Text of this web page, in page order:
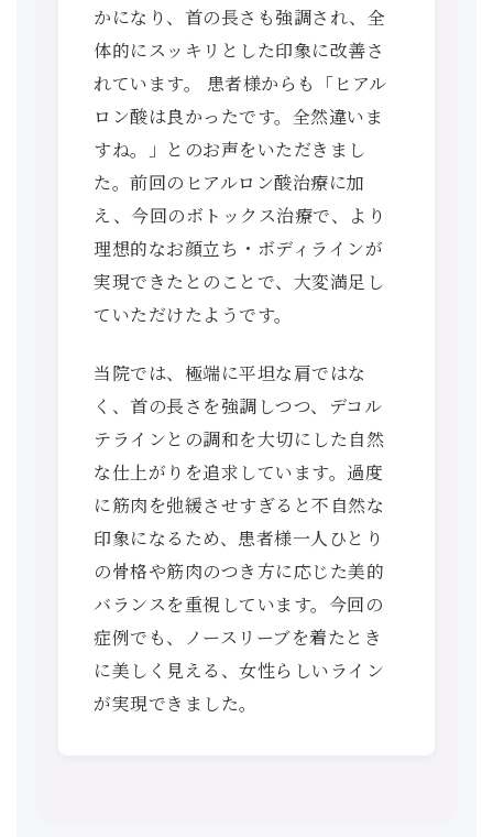
かになり、首の長さも強調され、全
体的にスッキリとした印象に改善さ
れています。 患者様からも「ヒアル
ロン酸は良かったです。全然違いま
すね。」とのお声をいただきまし
た。前回のヒアルロン酸治療に加
え、今回のボトックス治療で、より
理想的なお顔立ち・ボディラインが
実現できたとのことで、大変満足し
ていただけたようです。
当院では、極端に平坦な肩ではな
く、首の長さを強調しつつ、デコル
テラインとの調和を大切にした自然
な仕上がりを追求しています。過度
に筋肉を弛緩させすぎると不自然な
印象になるため、患者様一人ひとり
の骨格や筋肉のつき方に応じた美的
バランスを重視しています。今回の
症例でも、ノースリーブを着たとき
に美しく見える、女性らしいライン
が実現できました。